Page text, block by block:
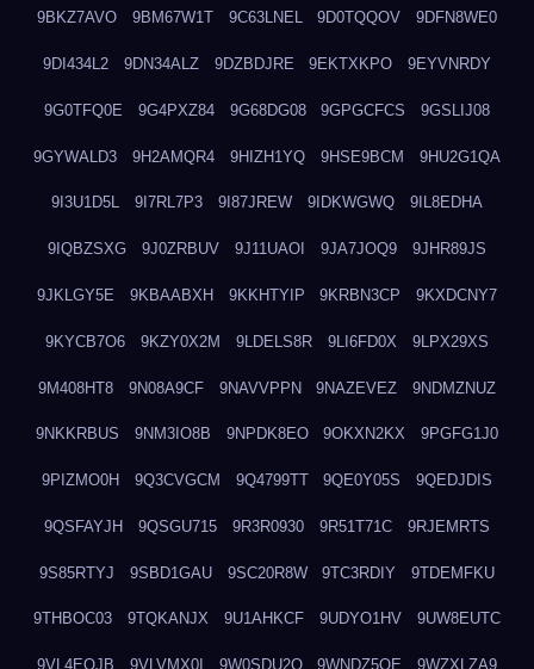
9BKZ7AVO 9BM67W1T 9C63LNEL 9D0TQQOV 9DFN8WE0
9DI434L2 9DN34ALZ 9DZBDJRE 9EKTXKPO 9EYVNRDY
9G0TFQ0E 9G4PXZ84 9G68DG08 9GPGCFCS 9GSLIJ08
9GYWALD3 9H2AMQR4 9HIZH1YQ 9HSE9BCM 9HU2G1QA
9I3U1D5L 9I7RL7P3 9I87JREW 9IDKWGWQ 9IL8EDHA
9IQBZSXG 9J0ZRBUV 9J11UAOI 9JA7JOQ9 9JHR89JS
9JKLGY5E 9KBAABXH 9KKHTYIP 9KRBN3CP 9KXDCNY7
9KYCB7O6 9KZY0X2M 9LDELS8R 9LI6FD0X 9LPX29XS
9M408HT8 9N08A9CF 9NAVVPPN 9NAZEVEZ 9NDMZNUZ
9NKKRBUS 9NM3IO8B 9NPDK8EO 9OKXN2KX 9PGFG1J0
9PIZMO0H 9Q3CVGCM 9Q4799TT 9QE0Y05S 9QEDJDIS
9QSFAYJH 9QSGU715 9R3R0930 9R51T71C 9RJEMRTS
9S85RTYJ 9SBD1GAU 9SC20R8W 9TC3RDIY 9TDEMFKU
9THBOC03 9TQKANJX 9U1AHKCF 9UDYO1HV 9UW8EUTC
9VL4EOJB 9VLVMX0I 9W0SDU2O 9WNDZ5OE 9WZXLZA9